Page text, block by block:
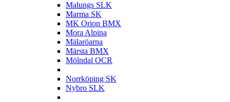
Malungs SLK
Marma SK
MK Orion BMX
Mora Alpina
Mälaröarna
Märsta BMX
Mölndal OCR
Norrköping SK
Nybro SLK